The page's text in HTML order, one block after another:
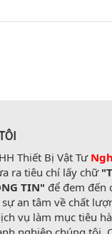
Thiết Bị Vật Tư
ra tiêu chí lấy chữ
TIN" để đem đến
an tâm về chất
vụ làm mục tiêu